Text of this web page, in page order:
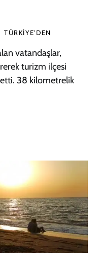
TÜRKIYE'DEN
vatandaşlar,
turizm ilçesi
etti. 38 kilometrelik